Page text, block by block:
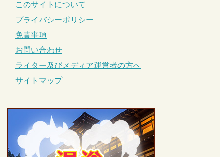
このサイトについて
プライバシーポリシー
免責事項
お問い合わせ
ライター及びメディア運営者の方へ
サイトマップ